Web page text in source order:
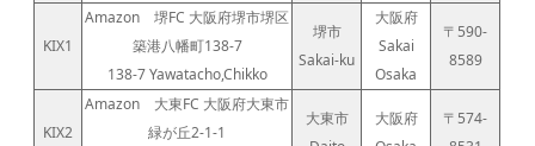
KIX1
Amazon 堺FC 大阪府堺市堺区
築港八幡町138-7
138-7 Yawatacho,Chikko
堺市
Sakai-ku
大阪府
Sakai
Osaka
〒590-
8589
KIX2
Amazon 大東FC 大阪府大東市
緑が丘2-1-1
大東市
大阪府
〒574-